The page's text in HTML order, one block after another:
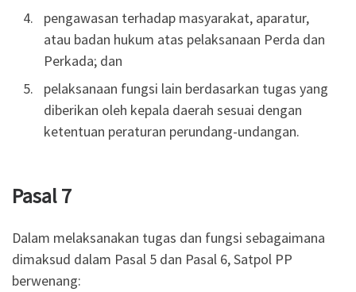
pengawasan terhadap masyarakat, aparatur,
atau badan hukum atas pelaksanaan Perda dan
Perkada; dan
pelaksanaan fungsi lain berdasarkan tugas yang
diberikan oleh kepala daerah sesuai dengan
ketentuan peraturan perundang-undangan.
Pasal 7
Dalam melaksanakan tugas dan fungsi sebagaimana
dimaksud dalam Pasal 5 dan Pasal 6, Satpol PP
berwenang: